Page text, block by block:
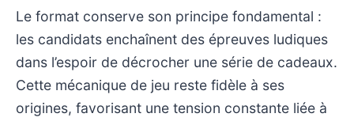
Le format conserve son principe fondamental :
les candidats enchaînent des épreuves ludiques
dans l’espoir de décrocher une série de cadeaux.
Cette mécanique de jeu reste fidèle à ses
origines, favorisant une tension constante liée à